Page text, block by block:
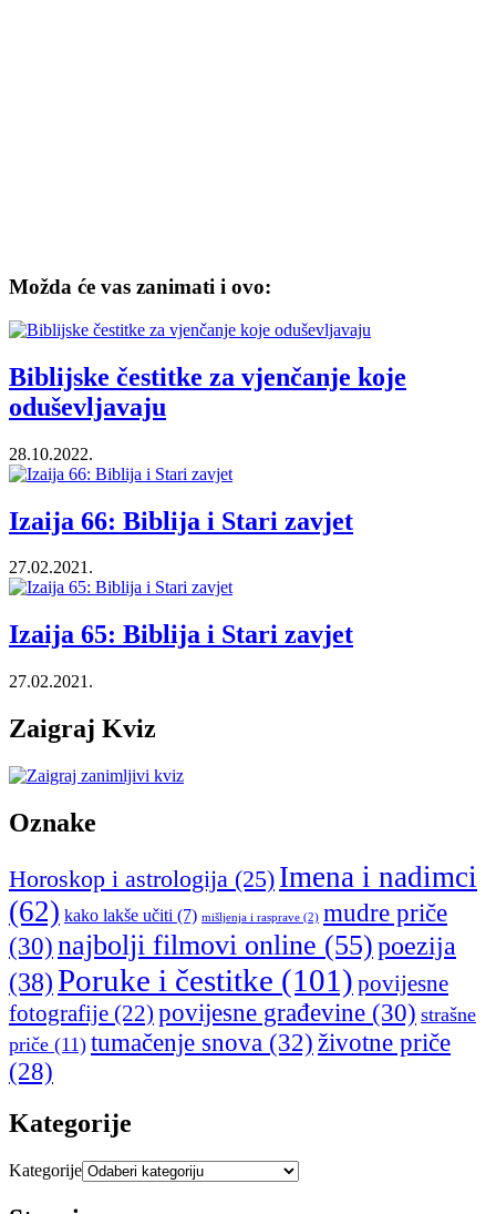
Možda će vas zanimati i ovo:
Biblijske čestitke za vjenčanje koje
oduševljavaju
28.10.2022.
Izaija 66: Biblija i Stari zavjet
27.02.2021.
Izaija 65: Biblija i Stari zavjet
27.02.2021.
Zaigraj Kviz
Oznake
Horoskop i astrologija (25) Imena i nadimci
(62) kako lakše učiti (7) mišljenja i rasprave (2) mudre priče
(30) najbolji filmovi online (55)poezija
(38)Poruke i čestitke (101) povijesne
fotografije (22) povijesne građevine (30) strašne
priče (11) tumačenje snova (32) životne priče
(28)
Kategorije
Kategorije